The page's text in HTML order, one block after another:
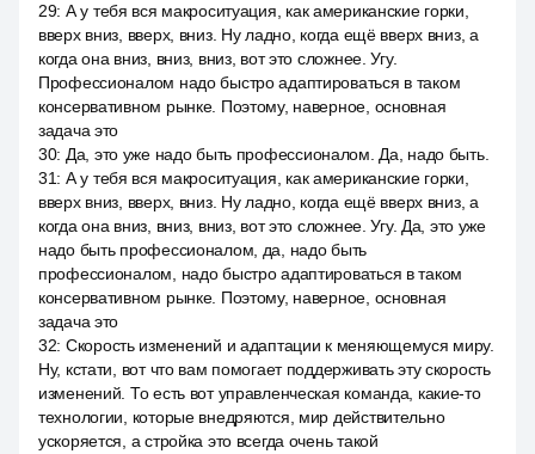
29: А у тебя вся макроситуация, как американские горки,
вверх вниз, вверх, вниз. Ну ладно, когда ещё вверх вниз, а
когда она вниз, вниз, вниз, вот это сложнее. Угу.
Профессионалом надо быстро адаптироваться в таком
консервативном рынке. Поэтому, наверное, основная
задача это
30: Да, это уже надо быть профессионалом. Да, надо быть.
31: А у тебя вся макроситуация, как американские горки,
вверх вниз, вверх, вниз. Ну ладно, когда ещё вверх вниз, а
когда она вниз, вниз, вниз, вот это сложнее. Угу. Да, это уже
надо быть профессионалом, да, надо быть
профессионалом, надо быстро адаптироваться в таком
консервативном рынке. Поэтому, наверное, основная
задача это
32: Скорость изменений и адаптации к меняющемуся миру.
Ну, кстати, вот что вам помогает поддерживать эту скорость
изменений. То есть вот управленческая команда, какие-то
технологии, которые внедряются, мир действительно
ускоряется, а стройка это всегда очень такой